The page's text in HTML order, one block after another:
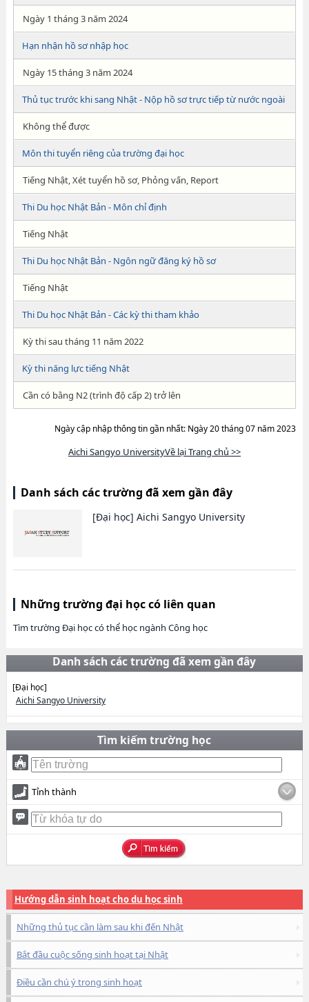
Ngày 1 tháng 3 năm 2024
Hạn nhận hồ sơ nhập học
Ngày 15 tháng 3 năm 2024
Thủ tục trước khi sang Nhật - Nộp hồ sơ trực tiếp từ nước ngoài
Không thể được
Môn thi tuyển riêng của trường đại học
Tiếng Nhật, Xét tuyển hồ sơ, Phỏng vấn, Report
Thi Du học Nhật Bản - Môn chỉ định
Tiếng Nhật
Thi Du học Nhật Bản - Ngôn ngữ đăng ký hồ sơ
Tiếng Nhật
Thi Du học Nhật Bản - Các kỳ thi tham khảo
Kỳ thi sau tháng 11 năm 2022
Kỳ thi năng lực tiếng Nhật
Cần có bằng N2 (trình độ cấp 2) trở lên
Ngày cập nhập thông tin gần nhất: Ngày 20 tháng 07 năm 2023
Aichi Sangyo UniversityVề lại Trang chủ >>
Danh sách các trường đã xem gần đây
[Đại học] Aichi Sangyo University
Những trường đại học có liên quan
Tìm trường Đại học có thể học ngành Công học
Danh sách các trường đã xem gần đây
[Đại học]
Aichi Sangyo University
Tìm kiếm trường học
Tỉnh thành
Hướng dẫn sinh hoạt cho du học sinh
Những thủ tục cần làm sau khi đến Nhật
Bắt đầu cuộc sống sinh hoạt tại Nhật
Điều cần chú ý trong sinh hoạt